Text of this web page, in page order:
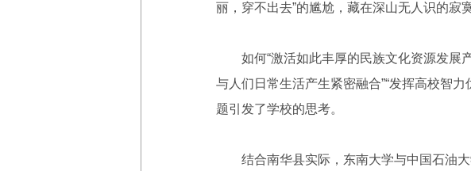
丽，穿不出去”的尴尬，藏在深山无人识的寂
如何“激活如此丰厚的民族文化资源发展产
与人们日常生活产生紧密融合”“发挥高校智
题引发了学校的思考。
结合南华县实际，东南大学与中国石油大